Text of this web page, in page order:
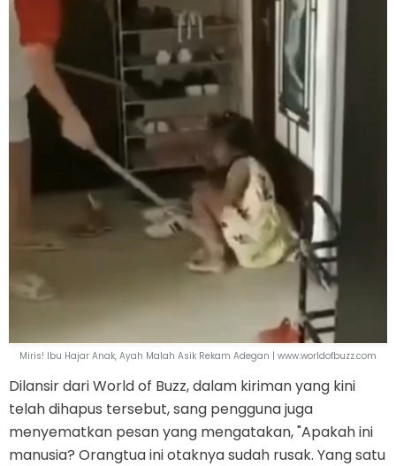
Miris! Ibu Hajar Anak, Ayah Malah Asik Rekam Adegan | www.worldofbuzz.com
Dilansir dari World of Buzz, dalam kiriman yang kini
telah dihapus tersebut, sang pengguna juga
menyematkan pesan yang mengatakan, "Apakah ini
manusia? Orangtua ini otaknya sudah rusak. Yang satu